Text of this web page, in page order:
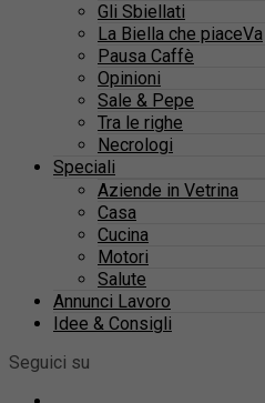
Gli Sbiellati
La Biella che piaceVa
Pausa Caffè
Opinioni
Sale & Pepe
Tra le righe
Necrologi
Speciali
Aziende in Vetrina
Casa
Cucina
Motori
Salute
Annunci Lavoro
Idee & Consigli
Seguici su